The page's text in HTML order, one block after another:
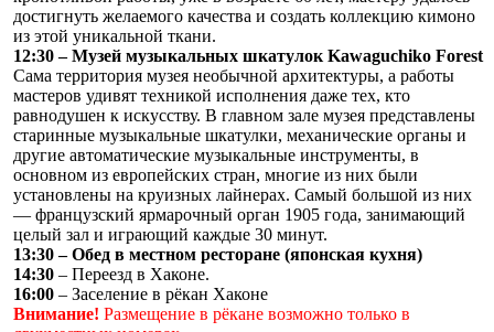
достигнуть желаемого качества и создать коллекцию кимоно
из этой уникальной ткани.
12:30 – Музей музыкальных шкатулок Kawaguchiko Forest
Сама территория музея необычной архитектуры, а работы
мастеров удивят техникой исполнения даже тех, кто
равнодушен к искусству. В главном зале музея представлены
старинные музыкальные шкатулки, механические органы и
другие автоматические музыкальные инструменты, в
основном из европейских стран, многие из них были
установлены на круизных лайнерах. Самый большой из них
— французский ярмарочный орган 1905 года, занимающий
целый зал и играющий каждые 30 минут.
13:30 – Обед в местном ресторане (японская кухня)
14:30 – Переезд в Хаконе.
16:00 – Заселение в рёкан Хаконе
Внимание! Размещение в рёкане возможно только в